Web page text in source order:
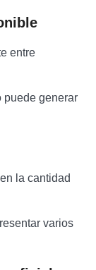
entre
puede generar
la cantidad
varios